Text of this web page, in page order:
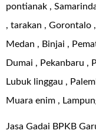
pontianak ,
, tarakan , Gorontalo
Medan , Binjai ,
Dumai , Pekanbaru ,
Lubuk linggau ,
Muara enim ,
Jasa Gadai BPKB